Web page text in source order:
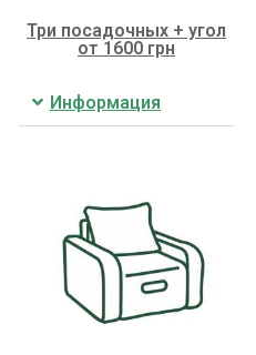
Три посадочных + угол
от 1600 грн
Информация